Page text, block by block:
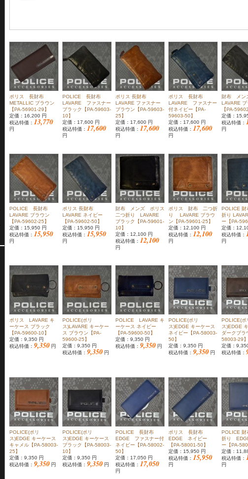
ポリス 長財布
METALLIC ブラウン
【PA-56901-29】
定価：16,200 円
税込特価： 13,770
円
POLICE 長財布
LAVARE ファスナー
ブラック【PA-59603-
10】
定価：17,600 円
税込特価： 17,600
円
ポリス 長財布
LAVARE ファスナー
ブラウン【PA-59603-
25】
定価：17,600 円
税込特価： 17,600
円
ポリス 長財布
LAVARE ファスナー
付ネイビー【PA-
59603-50】
定価：17,600 円
税込特価： 17,600
円
財布 メン
LAVARE ブ
【PA-
定価：
税込特価：
円
POLICE 長財布
LAVARE ブラウン
【PA-59602-25】
定価：15,950 円
税込特価： 15,950
円
ポリス 長財布
LAVARE ネイビー
【PA-59602-50】
定価：15,950 円
税込特価： 15,950
円
財布 メンズ ポリス
二つ折り LAVARE
ブラック【PA-59601-
10】
定価：12,100 円
税込特価： 12,100
円
ポリス 財布 二つ折
り LAVARE ブラウ
ン【PA-59601-25】
定価：12,100 円
税込特価： 12,100
円
POLICE
折り
ー【PA-
定価：
税込特価：
円
ポリス LAVARE キ
ーケース ブラック
【PA-59600-10】
定価：9,350 円
税込特価： 9,350 円
POLICE(ポリ
ス)LAVARE キーケー
ス ブラウン【PA-
59600-25】
定価：9,350 円
税込特価： 9,350 円
POLICE LAVARE キ
ーケース ネイビー
【PA-59600-50】
定価：9,350 円
税込特価： 9,350 円
POLICE(ポリ
ス)EDGE キーケース
ネイビー【PA-58003-
50】
定価：9,350 円
税込特価： 9,350 円
POLICE(ポ
ス)EDGE
ダークブラ
58003-29】
定価：
税込特価：
POLICE(ポリ
ス)EDGE キーケース
キャメル【PA-58003-
25】
定価：9,350 円
税込特価： 9,350 円
POLICE(ポリ
ス)EDGE キーケース
ブラック【PA-58003-
10】
定価：9,350 円
税込特価： 9,350 円
POLICE 長財布
EDGE ファスナー付
ネイビー【PA-58002-
50】
定価：17,050 円
税込特価： 17,050
円
ポリス 長財布
EDGE ネイビー
【PA-58001-50】
定価：15,950 円
税込特価： 15,950
円
POLICE
折り
ー【PA-
定価：
税込特価：
円